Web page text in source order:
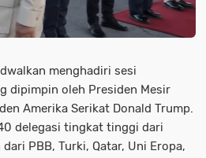
menghadiri sesi
dipimpin oleh Presiden Mesir
Amerika Serikat Donald Trump.
delegasi tingkat tinggi dari
dari PBB, Turki, Qatar, Uni Eropa,